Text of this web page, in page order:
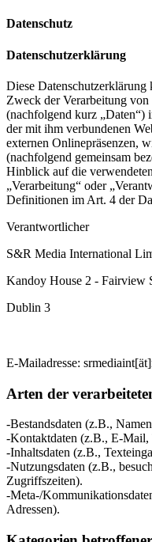
Datenschutz
Datenschutzerklärung
Diese
Zweck der Verarbeitung von
(nachfolgend kurz „Daten“)
der mit ihm verbundenen
externen Onlinepräsenzen,
(nachfolgend gemeinsam
Hinblick auf die
„Verarbeitung“ oder
Definitionen im Art. 4 der
Verantwortlicher
S&R Media International
Kandoy House 2 - Fairview
Dublin 3
E-Mailadresse:
Arten der
-Bestandsdaten (z.B.,
-Kontaktdaten (z.B., E-Mail,
-Inhaltsdaten (z.B.,
-Nutzungsdaten (z.B.,
Zugriffszeiten).
-Meta-/
Adressen).